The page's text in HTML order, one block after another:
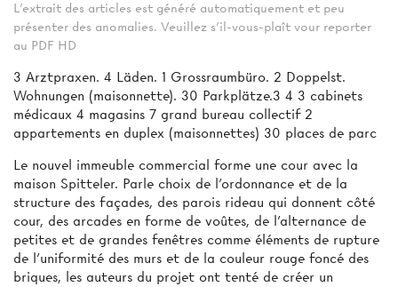
L'extrait des articles est généré automatiquement et peu
présenter des anomalies. Veuillez s'il-vous-plaît vour reporter
au PDF HD
3 Arztpraxen. 4 Läden. 1 Grossraumbüro. 2 Doppelst.
Wohnungen (maisonnette). 30 Parkplätze.3 4 3 cabinets
médicaux 4 magasins 7 grand bureau collectif 2
appartements en duplex (maisonnettes) 30 places de parc
Le nouvel immeuble commercial forme une cour avec la
maison Spitteler. Parle choix de l'ordonnance et de la
structure des façades, des parois rideau qui donnent côté
cour, des arcades en forme de voûtes, de l'alternance de
petites et de grandes fenêtres comme éléments de rupture
de l'uniformité des murs et de la couleur rouge foncé des
briques, les auteurs du projet ont tenté de créer un